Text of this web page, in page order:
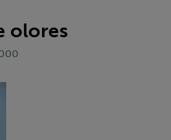
olores